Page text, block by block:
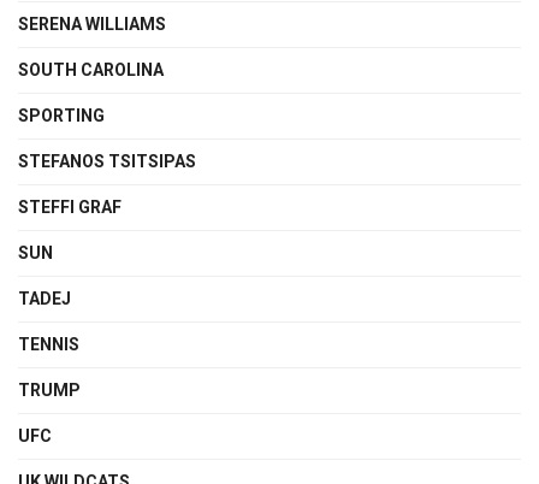
SERENA WILLIAMS
SOUTH CAROLINA
SPORTING
STEFANOS TSITSIPAS
STEFFI GRAF
SUN
TADEJ
TENNIS
TRUMP
UFC